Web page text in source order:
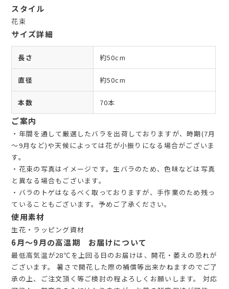
スタイル
花束
サイズ詳細
長さ 約50cm
直径 約50cm
本数 70本
ご案内
・年間を通して厳選したバラを出荷しておりますが、時期(7月
～9月など)や天候によっては花が小振りになる場合がございま
す。
・花束の写真はイメージです。生バラのため、色味などは写真
と異なる場合もございます。
・バラのトゲはなるべく取っておりますが、手作業のため残っ
ていることもございます。予めご了承ください。
使用素材
生花・ラッピング資材
6月～9月の高温期 お届けについて
最低高気温が28℃を上回る日のお届けは、開花・萎えの恐れが
ございます。 暑さで開花した際の補償等出来かねますのでご了
承の上、ご注文頂く等ご検討の程よろしくお願いします。 対応